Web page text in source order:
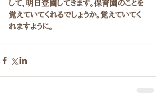
して、明日登園してきます。保育園のことを
覚えていてくれるでしょうか。覚えていてく
れますように。